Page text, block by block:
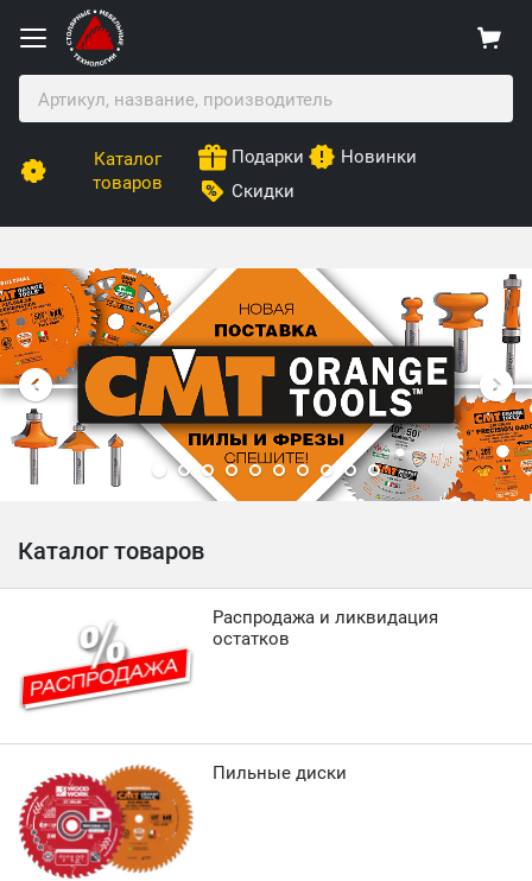
Каталог
товаров
Подарки
Новинки
Скидки
Столярные Мебельные Технологии
Каталог товаров
Распродажа и ликвидация
остатков
Пильные диски